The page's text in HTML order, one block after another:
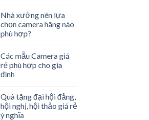
Nhà xưởng nên lựa
chọn camera hãng nào
phù hợp?
Các mẫu Camera giá
rẻ phù hợp cho gia
đình
Quà tặng đại hội đảng,
hội nghị, hội thảo giá rẻ
ý nghĩa